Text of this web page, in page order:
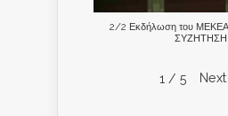
2/2 Εκδήλωση του
ΣΥΖΗΤΗΣΗ
1 / 5 Next